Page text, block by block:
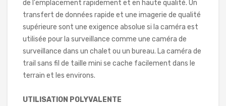
de l'emplacement rapidement et en haute qualité. Un
transfert de données rapide et une imagerie de qualité
supérieure sont une exigence absolue si la caméra est
utilisée pour la surveillance comme une caméra de
surveillance dans un chalet ou un bureau. La caméra de
trail sans fil de taille mini se cache facilement dans le
terrain et les environs.
UTILISATION POLYVALENTE